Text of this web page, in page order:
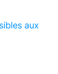
aux